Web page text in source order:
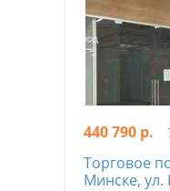
440 790 р.
Торговое
Минске, ул.